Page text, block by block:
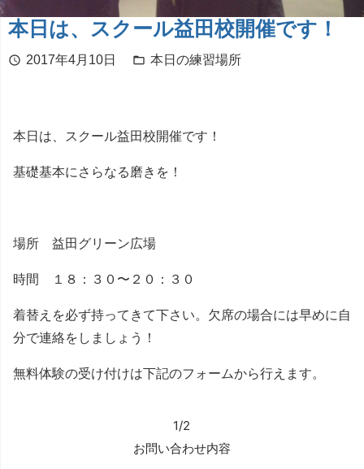
本日は、スクール益田校開催です！
schedule 2017年4月10日 folder_open 本日の練習場所
本日は、スクール益田校開催です！
基礎基本にさらなる磨きを！
場所 益田グリーン広場
時間 １８：３０〜２０：３０
着替えを必ず持ってきて下さい。欠席の場合には早めに自
分で連絡をしましょう！
無料体験の受け付けは下記のフォームから行えます。
1/2
お問い合わせ内容